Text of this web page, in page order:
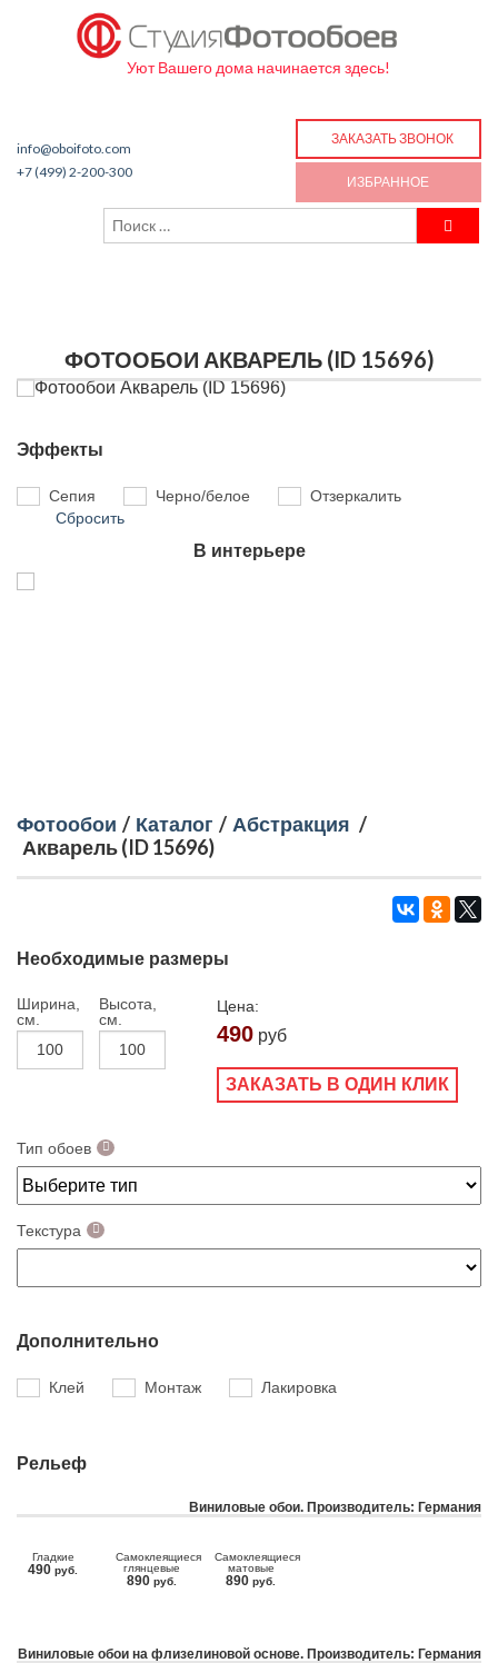
Уют Вашего дома начинается здесь!
info@oboifoto.com
+7 (499) 2-200-300
ЗАКАЗАТЬ ЗВОНОК
ИЗБРАННОЕ
ФОТООБОИ АКВАРЕЛЬ (ID 15696)
Эффекты
Сепия Черно/белое
Отзеркалить
Сбросить
В интерьере
Фотообои / Каталог / Абстракция /
Акварель (ID 15696)
Необходимые размеры
Ширина,
см.
Высота,
см.
Цена:
490 руб
ЗАКАЗАТЬ В ОДИН КЛИК
Тип обоев
Текстура
Дополнительно
Клей Монтаж Лакировка
Рельеф
Виниловые обои. Производитель: Германия
Гладкие
490 руб.
Самоклеящиеся
глянцевые
890 руб.
Самоклеящиеся
матовые
890 руб.
Виниловые обои на флизелиновой основе. Производитель: Германия